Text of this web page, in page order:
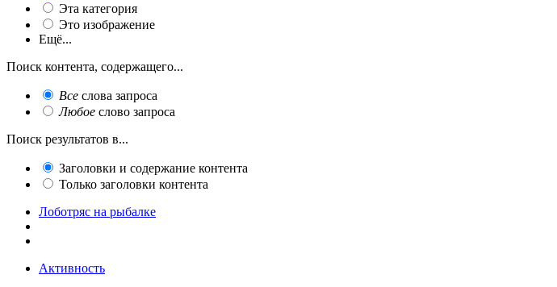
Эта категория
Это изображение
Ещё...
Поиск контента, содержащего...
Все слова запроса
Любое слово запроса
Поиск результатов в...
Заголовки и содержание контента
Только заголовки контента
Лоботряс на рыбалке
Активность